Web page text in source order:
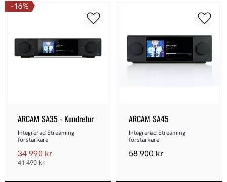
ARCAM SA35 - Kundretur
Integrerad Streaming
förstärkare
34 990 kr
41 490kr
16%
Lägg till i favoriter
ARCAM SA45
Integrerad Streaming
förstärkare
58 900 kr
Lägg